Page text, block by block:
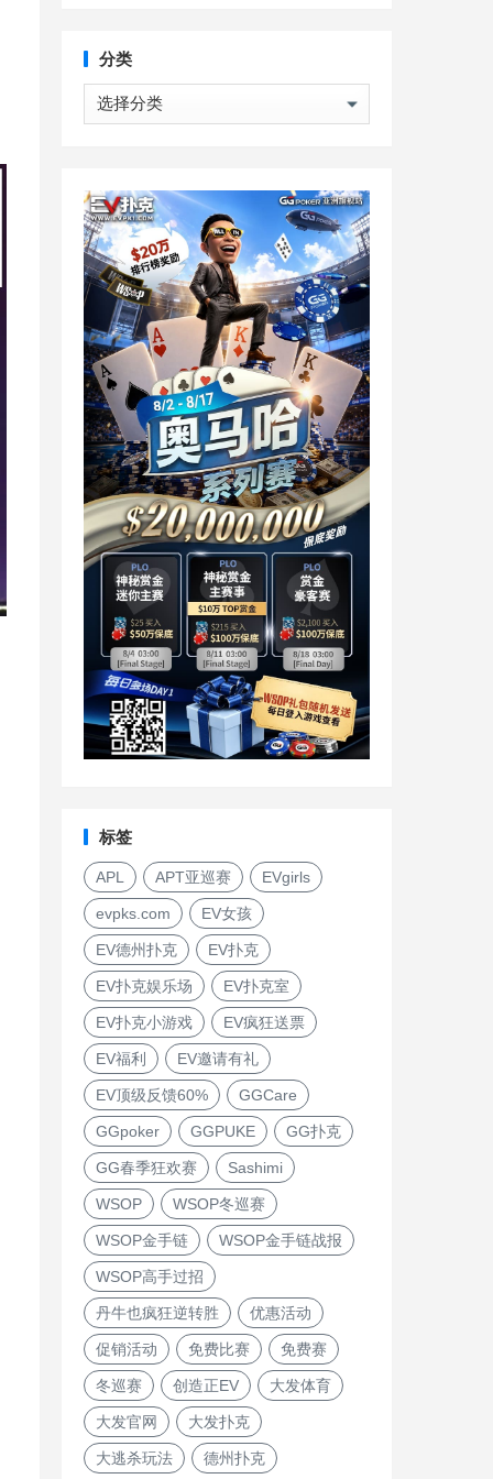
分类
分
类
标签
APL APT亚巡赛 EVgirls
evpks.com EV女孩
EV德州扑克 EV扑克
EV扑克娱乐场 EV扑克室
EV扑克小游戏 EV疯狂送票
EV福利 EV邀请有礼
EV顶级反馈60% GGCare
GGpoker GGPUKE GG扑克
GG春季狂欢赛 Sashimi
WSOP WSOP冬巡赛
WSOP金手链 WSOP金手链战报
WSOP高手过招
丹牛也疯狂逆转胜 优惠活动
促销活动 免费比赛 免费赛
冬巡赛 创造正EV 大发体育
大发官网 大发扑克
大逃杀玩法 德州扑克